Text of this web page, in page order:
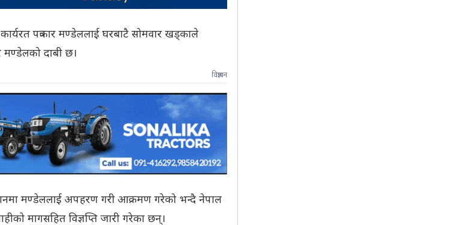
पत्रकार मण्डेललाई घरबाटै सोमवार खड्काले
मण्डेलको दाबी छ।
विज्ञापन
मण्डेललाई अपहरण गरी आक्रमण गरेको भन्दै नेपाल
मागसहित विज्ञप्ति जारी गरेका छन्।